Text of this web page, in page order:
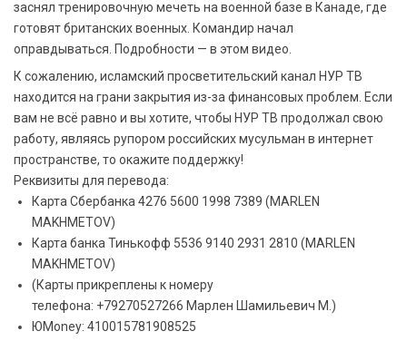
заснял тренировочную мечеть на военной базе в Канаде, где
готовят британских военных. Командир начал
оправдываться. Подробности — в этом видео.
К сожалению, исламский просветительский канал НУР ТВ
находится на грани закрытия из-за финансовых проблем. Если
вам не всё равно и вы хотите, чтобы НУР ТВ продолжал свою
работу, являясь рупором российских мусульман в интернет
пространстве, то окажите поддержку!
Реквизиты для перевода:
Карта Сбербанка 4276 5600 1998 7389 (MARLEN
MAKHMETOV)
Карта банка Тинькофф 5536 9140 2931 2810 (MARLEN
MAKHMETOV)
(Карты прикреплены к номеру
телефона: +79270527266 Марлен Шамильевич М.)
ЮMoney: 410015781908525